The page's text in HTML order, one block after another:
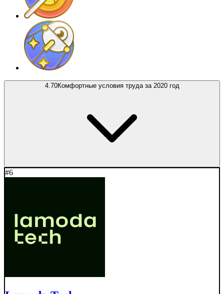
4.70Комфортные условия труда за 2020 год
#6